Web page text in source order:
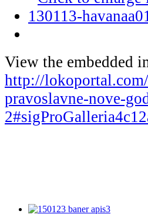
View the embedded
http://
pravoslavne-nove-